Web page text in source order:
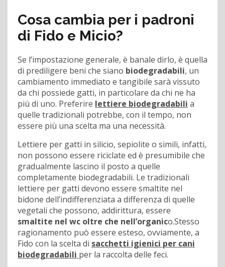
Cosa cambia per i padroni
di Fido e Micio?
Se l’impostazione generale, è banale dirlo, è quella
di prediligere beni che siano biodegradabili, un
cambiamento immediato e tangibile sarà vissuto
da chi possiede gatti, in particolare da chi ne ha
più di uno. Preferire lettiere biodegradabili a
quelle tradizionali potrebbe, con il tempo, non
essere più una scelta ma una necessità.
Lettiere per gatti in silicio, sepiolite o simili, infatti,
non possono essere riciclate ed è presumibile che
gradualmente lascino il posto a quelle
completamente biodegradabili. Le tradizionali
lettiere per gatti devono essere smaltite nel
bidone dell’indifferenziata a differenza di quelle
vegetali che possono, addirittura, essere
smaltite nel wc oltre che nell’organico.Stesso
ragionamento può essere esteso, ovviamente, a
Fido con la scelta di sacchetti igienici per cani
biodegradabili per la raccolta delle feci.